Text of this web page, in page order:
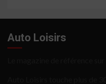
Auto Loisirs